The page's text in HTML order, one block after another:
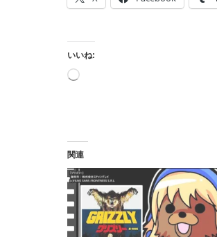
いいね:
読
関連